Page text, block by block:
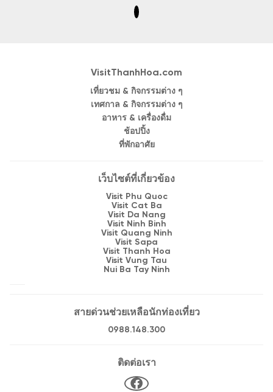
Hoa อ้อยม่วง Kim Tan ยังแฝงไปด้วยเรื่องราวทางวัฒนธรรม
VisitThanhHoa.com
เที่ยวชม & กิจกรรมต่าง ๆ
เทศกาล & กิจกรรมต่าง ๆ
อาหาร & เครื่องดื่ม
ช้อปปิ้ง
ที่พักอาศัย
เว็บไซต์ที่เกี่ยวข้อง
Visit Phu Quoc
Visit Cat Ba
Visit Da Nang
Visit Ninh Binh
Visit Quang Ninh
Visit Sapa
Visit Thanh Hoa
Visit Vung Tau
Nui Ba Tay Ninh
สายด่วนช่วยเหลือนักท่องเที่ยว
0988.148.300
ติดต่อเรา